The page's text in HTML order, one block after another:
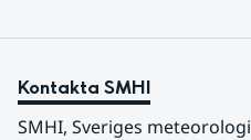
Kontakta SMHI
SMHI, Sveriges